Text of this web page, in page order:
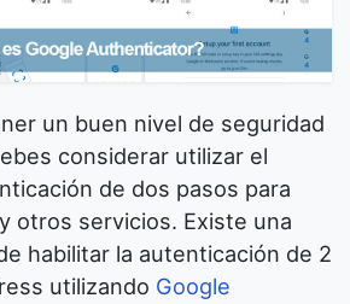
un buen nivel de seguridad
considerar utilizar el
de dos pasos para
otros servicios. Existe una
habilitar la autenticación de 2
utilizando Google